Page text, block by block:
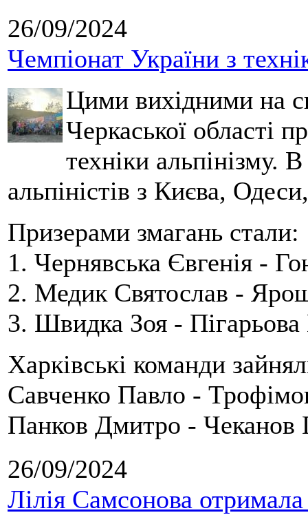
26/09/2024
Чемпіонат України з
Цими вихідними на
Черкаської області
техніки альпінізму.
альпіністів з Києва,
Призерами змагань стали:
1. Чернявська Євгенія -
2. Медик Святослав -
3. Швидка Зоя -
Харківські команди
Савченко Павло -
Панков Дмитро - Чеканов
26/09/2024
Лілія Самсонова